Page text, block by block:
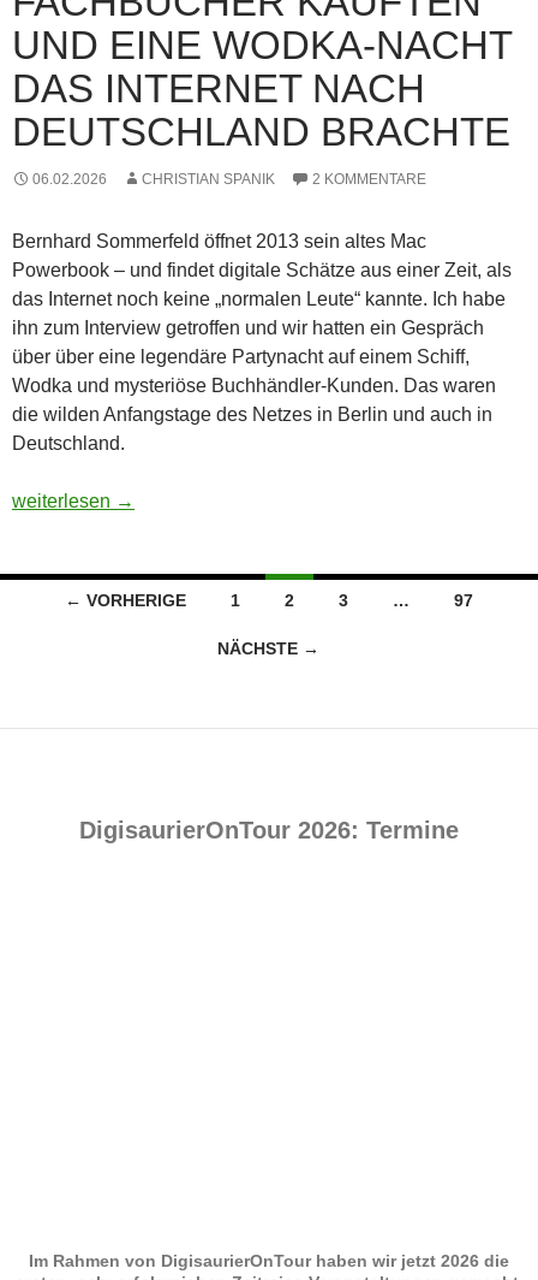
UND EINE WODKA-NACHT
DAS INTERNET NACH
DEUTSCHLAND BRACHTE
06.02.2026 CHRISTIAN SPANIK 2 KOMMENTARE
Bernhard Sommerfeld öffnet 2013 sein altes Mac
Powerbook – und findet digitale Schätze aus einer Zeit, als
das Internet noch keine „normalen Leute“ kannte. Ich habe
ihn zum Interview getroffen und wir hatten ein Gespräch
über über eine legendäre Partynacht auf einem Schiff,
Wodka und mysteriöse Buchhändler-Kunden. Das waren
die wilden Anfangstage des Netzes in Berlin und auch in
Deutschland.
Als Geheimdienste Fachbücher kauften und eine Wodka-
weiterlesen →
Beitragsnavigation
← VORHERIGE 1 2 3 … 97
NÄCHSTE →
DigisaurierOnTour 2026: Termine
Im Rahmen von DigisaurierOnTour haben wir jetzt 2026 die